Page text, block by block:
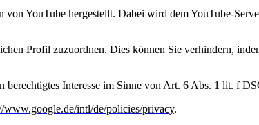
YouTube hergestellt. Dabei wird dem YouTube-
Profil zuzuordnen. Dies können Sie verhindern,
berechtigtes Interesse im Sinne von Art. 6 Abs. 1 lit. f
www.google.de/intl/de/policies/privacy.